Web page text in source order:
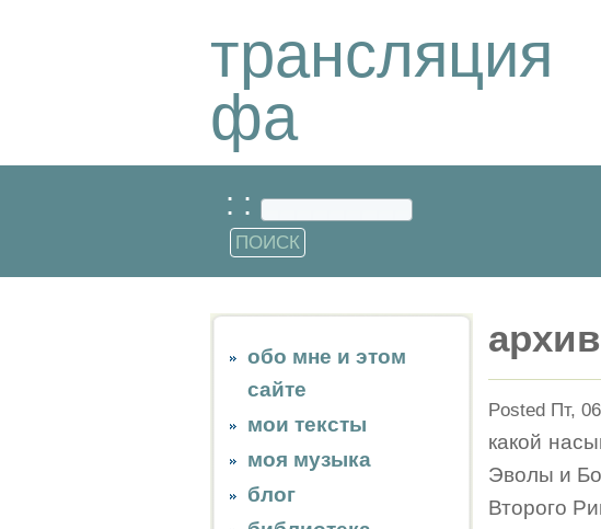
трансляция
фа
: :
обо мне и этом
сайте
мои тексты
моя музыка
блог
Posted Пт,
какой
Эволы и
Второго